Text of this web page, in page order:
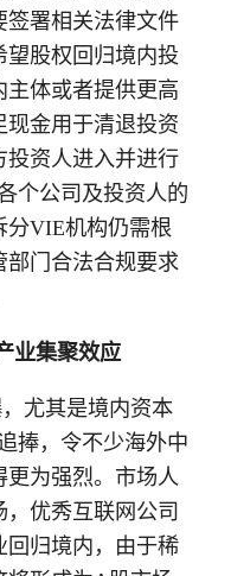
签署相关法律文件
望股权回归境内投
主体或者提供更高
金用于清退投资
投资人进入并进行
个公司及投资人的
分VIE机构仍需根
门合法合规要求
业集聚效应
尤其是境内资本
捧，令不少海外中
更为强烈。市场人
优秀互联网公司
回归境内，由于稀